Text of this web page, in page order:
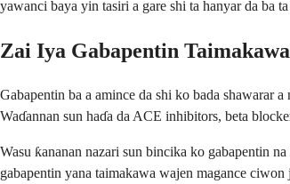
yawanci baya yin tasiri a gare shi ta hanyar da ba
Zai Iya Gabapentin
Gabapentin ba a amince da shi ko bada shawarar
Waɗannan sun haɗa da ACE inhibitors, beta
Wasu ƙananan nazari sun bincika ko gabapentin
gabapentin yana taimakawa wajen magance